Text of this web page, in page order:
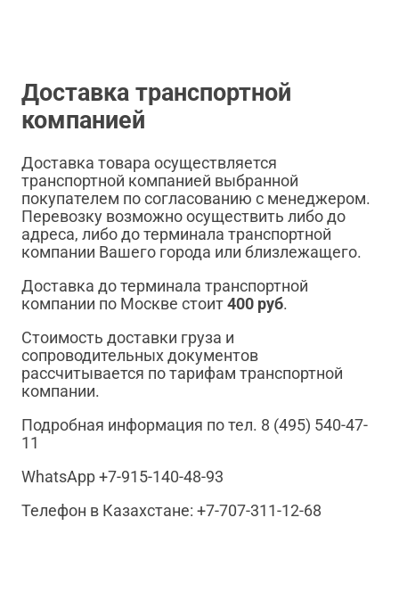
Доставка транспортной
компанией
Доставка товара осуществляется
транспортной компанией выбранной
покупателем по согласованию с менеджером.
Перевозку возможно осуществить либо до
адреса, либо до терминала транспортной
компании Вашего города или близлежащего.
Доставка до терминала транспортной
компании по Москве стоит400 руб.
Стоимость доставки груза и
сопроводительных документов
рассчитывается по тарифам транспортной
компании.
Подробная информация по тел. 8 (495) 540-47-
11
WhatsApp +7-915-140-48-93
Телефон в Казахстане: +7-707-311-12-68